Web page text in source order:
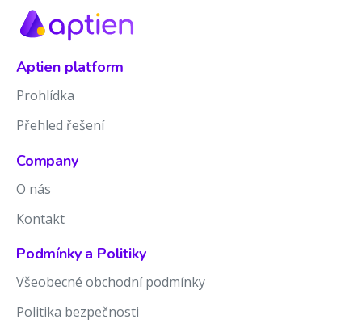
Aptien platform
Prohlídka
Přehled řešení
Company
O nás
Kontakt
Podmínky a Politiky
Všeobecné obchodní podmínky
Politika bezpečnosti